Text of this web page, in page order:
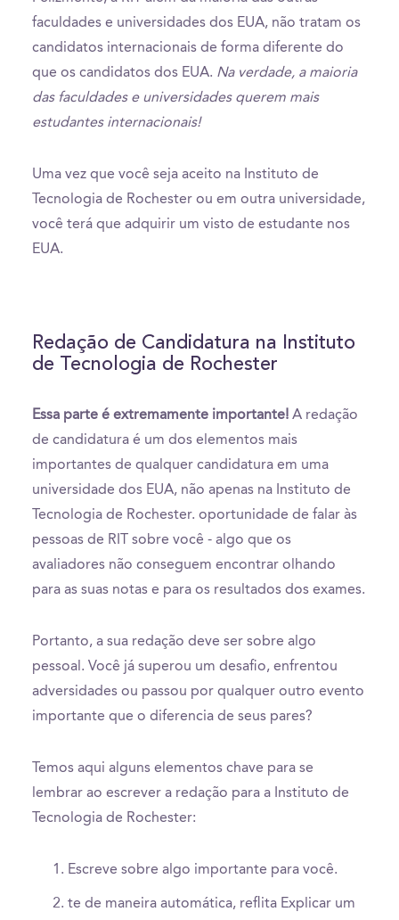
faculdades e universidades dos EUA, não tratam os
candidatos internacionais de forma diferente do
que os candidatos dos EUA. Na verdade, a maioria
das faculdades e universidades querem mais
estudantes internacionais!
Uma vez que você seja aceito na Instituto de
Tecnologia de Rochester ou em outra universidade,
você terá que adquirir um visto de estudante nos
EUA.
Redação de Candidatura na Instituto
de Tecnologia de Rochester
Essa parte é extremamente importante! A redação
de candidatura é um dos elementos mais
importantes de qualquer candidatura em uma
universidade dos EUA, não apenas na Instituto de
Tecnologia de Rochester. oportunidade de falar às
pessoas de RIT sobre você - algo que os
avaliadores não conseguem encontrar olhando
para as suas notas e para os resultados dos exames.
Portanto, a sua redação deve ser sobre algo
pessoal. Você já superou um desafio, enfrentou
adversidades ou passou por qualquer outro evento
importante que o diferencia de seus pares?
Temos aqui alguns elementos chave para se
lembrar ao escrever a redação para a Instituto de
Tecnologia de Rochester:
Escreve sobre algo importante para você.
te de maneira automática, reflita Explicar um